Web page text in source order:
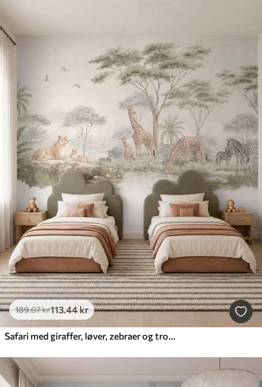
189.07kr113.44 kr
Safari med giraffer, løver, zebraer og tropiske træer